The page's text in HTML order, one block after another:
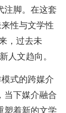
注脚。在这套
性与文学性
，过去未
人文趋向。
式的跨媒介
当下媒介融合
塑着新的文学